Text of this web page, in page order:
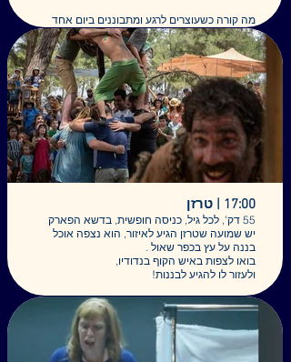
מה קורה כשעוצרים לרגע ומתבוננים ביום אחד
רגיל לגמרי
על כל השיגרה, הבלגן, התהיות, הרגשות, הריחות,
הצלילים והמחשבות שקופצות פתאום?
בהצגה הזו כל פעולה פשוטה – כמו קפה של בוקר
או פקק בכביש – נפתחת לרגע פיוטי, מצחיק,
קסום, וגם קצת עצוב.
יום אחד היא הצגה ללא מילים, פיוטית
ושטותניקית, שמביטה על חיי היום-יום בעין אוהבת
ושואלת:
מה זה בכלל "רגיל"?
האם אני חי את החיים שלי – או רק מסמן וי?
ואיך לדבר בשקט עם עצמנו?
כי החיים, בסופו של דבר, קורים יום אחד בכל פעם.
ואם כבר קשה אז לפחות שיהיה עם חיוך.
17:00 | טרזן
55 דק', לכל גיל, כניסה חופשית, בדשא הפארק
יש שמועה שטרזן הגיע לאיזור, הוא נצפה אוכל
בננה על עץ בכפר שאול .
בואו לצפות באיש הקוף בנדודיו,
ולעזור לו להגיע לבננות!
מופע קרקסי אינטראקטיבי, סוחף ומצחיק לכל
המשפחה,
משלב לוליינות וליצנות אווירית, מלווה במוזיקה
חיה ומחייה.